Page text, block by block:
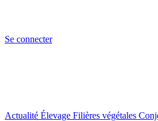
Se connecter
Actualité Élevage Filières végétales